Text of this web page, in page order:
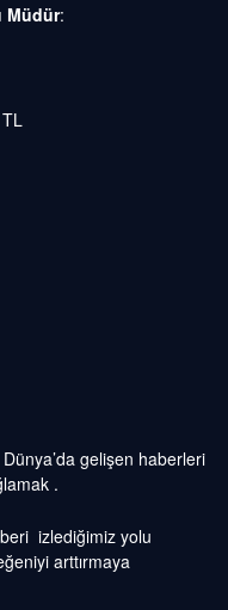
Müdür:
gelişen haberleri
.
izlediğimiz yolu
arttırmaya